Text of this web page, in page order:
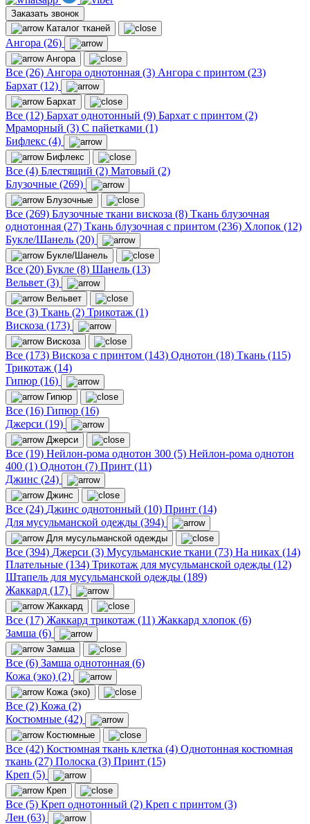
Заказать звонок
Каталог тканей
Ангора (26)
Ангора
Все (26) Ангора однотонная (3) Ангора с принтом (23)
Бархат (12)
Бархат
Все (12) Бархат однотонный (9) Бархат с принтом (2)
Мраморный (3) С пайетками (1)
Бифлекс (4)
Бифлекс
Все (4) Блестящий (2) Матовый (2)
Блузочные (269)
Блузочные
Все (269) Блузочные ткани вискоза (8) Ткань блузочная
однотонная (27) Ткань блузочная с принтом (236) Хлопок (12)
Букле/Шанель (20)
Букле/Шанель
Все (20) Букле (8) Шанель (13)
Вельвет (3)
Вельвет
Все (3) Ткань (2) Трикотаж (1)
Вискоза (173)
Вискоза
Все (173) Вискоза с принтом (143) Однотон (18) Ткань (115)
Трикотаж (14)
Гипюр (16)
Гипюр
Все (16) Гипюр (16)
Джерси (19)
Джерси
Все (19) Нейлон-рома однотон 300 (5) Нейлон-рома однотон
400 (1) Однотон (7) Принт (11)
Джинс (24)
Джинс
Все (24) Джинс однотонный (10) Принт (14)
Для мусульманской одежды (394)
Для мусульманской одежды
Все (394) Джерси (3) Мусульманские ткани (73) На никах (14)
Плательные (134) Трикотаж для мусульманской одежды (12)
Штапель для мусульманской одежды (189)
Жаккард (17)
Жаккард
Все (17) Жаккард трикотаж (11) Жаккард хлопок (6)
Замша (6)
Замша
Все (6) Замша однотонная (6)
Кожа (эко) (2)
Кожа (эко)
Все (2) Кожа (2)
Костюмные (42)
Костюмные
Все (42) Костюмная ткань клетка (4) Однотонная костюмная
ткань (27) Полоска (3) Принт (15)
Креп (5)
Креп
Все (5) Креп однотонный (2) Креп с принтом (3)
Лен (63)